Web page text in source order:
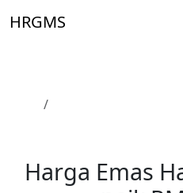
HRGMS
Harga Emas